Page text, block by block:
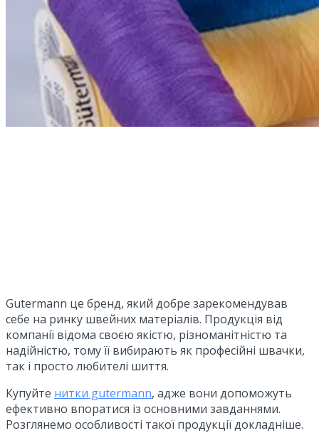
Gutermann це бренд, який добре зарекомендував
себе на ринку швейних матеріалів. Продукція від
компанії відома своєю якістю, різноманітністю та
надійністю, тому її вибирають як професійні швачки,
так і просто любителі шиття.
Купуйте нитки gutermann, адже вони допоможуть
ефективно впоратися із основними завданнями.
Розглянемо особливості такої продукції докладніше.